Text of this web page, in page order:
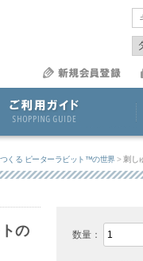
くる ピーターラビット™の世界 >刺し
の
数量：